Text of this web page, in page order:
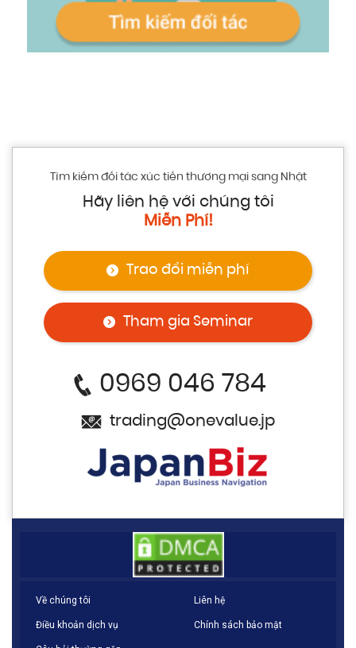
Tìm kiếm đối tác xúc tiến thương mại sang Nhật
Hãy liên hệ với chúng tôi
Miễn Phí!
Trao đổi miễn phí
Tham gia Seminar
0969 046 784
trading@onevalue.jp
Về chúng tôi Liên hệ
Điều khoản dịch vụ Chính sách bảo mật